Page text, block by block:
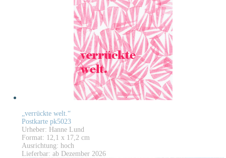
„verrückte welt.“
Postkarte pk5023
Urheber: Hanne Lund
Format: 12,1 x 17,2 cm
Ausrichtung: hoch
Lieferbar: ab Dezember 2026